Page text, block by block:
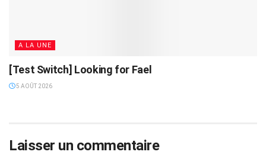
A LA UNE
[Test Switch] Looking for Fael
5 AOÛT 2026
Laisser un commentaire